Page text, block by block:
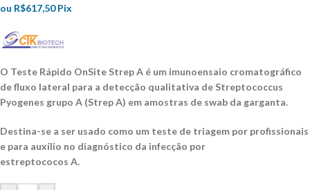
ou R$617,50 Pix
O Teste Rápido OnSite Strep A é um imunoensaio cromatográfico
de fluxo lateral para a detecção qualitativa de Streptococcus
Pyogenes grupo A (Strep A) em amostras de swab da garganta.
Destina-se a ser usado como um teste de triagem por profissionais
e para auxílio no diagnóstico da infecção por
estreptococos A.